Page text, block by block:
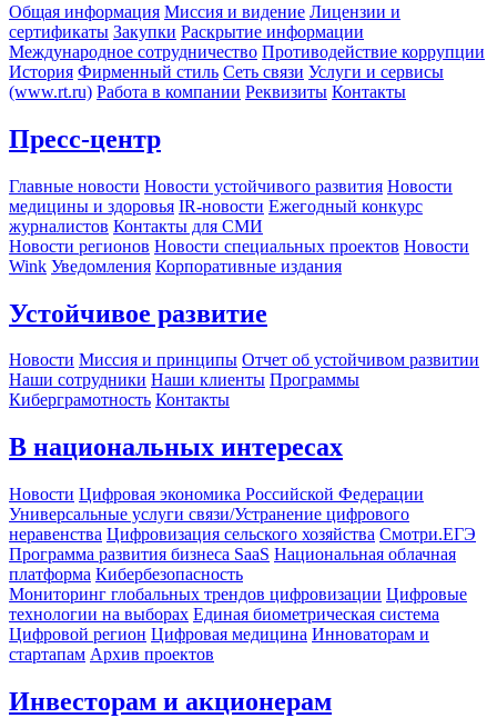
Общая информация Миссия и видение Лицензии и
сертификаты Закупки Раскрытие информации
Международное сотрудничество Противодействие коррупции
История Фирменный стиль Сеть связи Услуги и сервисы
(www.rt.ru) Работа в компании Реквизиты Контакты
Пресс-центр
Главные новости Новости устойчивого развития Новости
медицины и здоровья IR-новости Ежегодный конкурс
журналистов Контакты для СМИ
Новости регионов Новости специальных проектов Новости
Wink Уведомления Корпоративные издания
Устойчивое развитие
Новости Миссия и принципы Отчет об устойчивом развитии
Наши сотрудники Наши клиенты Программы
Киберграмотность Контакты
В национальных интересах
Новости Цифровая экономика Российской Федерации
Универсальные услуги связи/Устранение цифрового
неравенства Цифровизация сельского хозяйства Смотри.ЕГЭ
Программа развития бизнеса SaaS Национальная облачная
платформа Кибербезопасность
Мониторинг глобальных трендов цифровизации Цифровые
технологии на выборах Единая биометрическая система
Цифровой регион Цифровая медицина Инноваторам и
стартапам Архив проектов
Инвесторам и акционерам